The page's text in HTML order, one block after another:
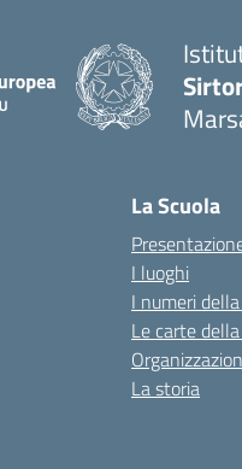
La Scuola
I luoghi
I numeri
Le carte
La storia